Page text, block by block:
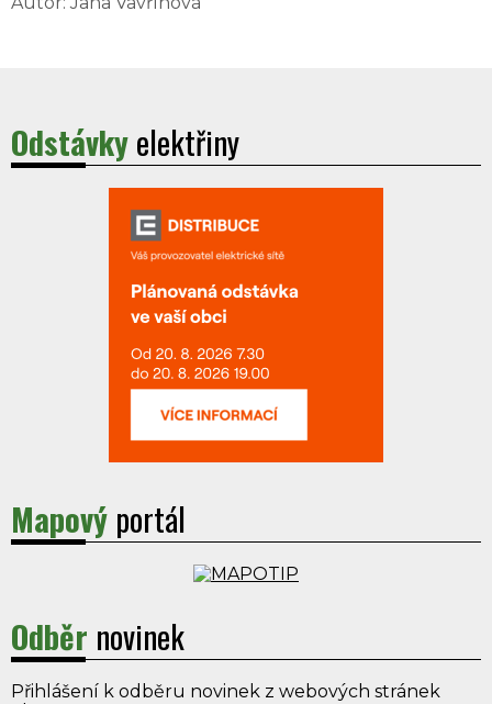
Odstávkyelektřiny
Mapový portál
Odběr novinek
Přihlášení k odběru novinek z webových stránek